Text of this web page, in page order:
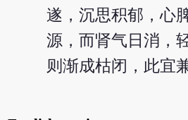
遂，沉思积郁，心
源，而肾气日消，
则渐成枯闭，此宜